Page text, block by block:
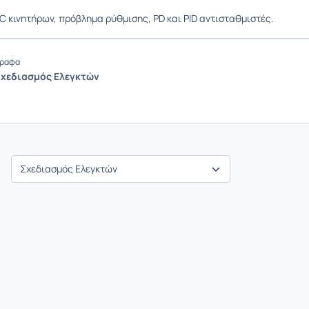
κινητήρων, πρόβλημα ρύθμισης, PD και PID αντισταθμιστές.
Ελεγκτών